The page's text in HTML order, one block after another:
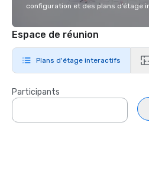
configuration et des plans d’étage
Espace de réunion
Plans d'étage interactifs
Participants